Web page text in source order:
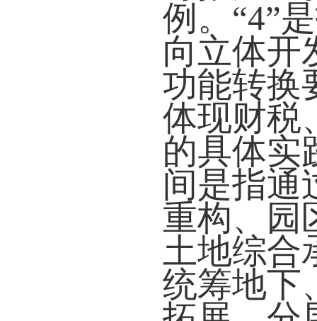
例。“4”
向立体开
功能转换
体现财税
的具体实
间是指通
重构、园
土地综合
统筹地下